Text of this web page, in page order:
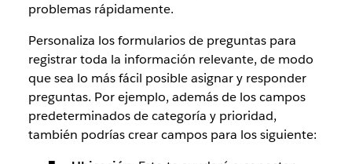
problemas rápidamente.
Personaliza los formularios de preguntas para
registrar toda la información relevante, de modo
que sea lo más fácil posible asignar y responder
preguntas. Por ejemplo, además de los campos
predeterminados de categoría y prioridad,
también podrías crear campos para los siguiente: